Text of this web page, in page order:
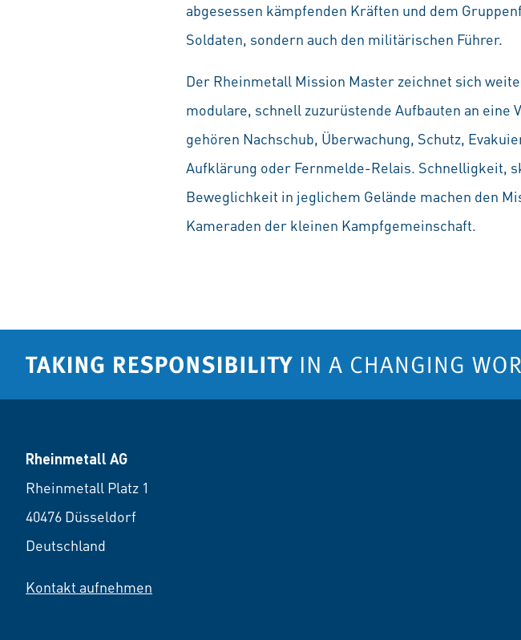
abgesessen kämpfenden Kräften und dem
Soldaten, sondern auch den militärischen Führer.
Der Rheinmetall Mission Master zeichnet sich
modulare, schnell zuzurüstende Aufbauten an eine
gehören Nachschub, Überwachung, Schutz,
Aufklärung oder Fernmelde-Relais. Schnelligkeit,
Beweglichkeit in jeglichem Gelände machen den
Kameraden der kleinen Kampfgemeinschaft.
Rheinmetall AG
Rheinmetall Platz 1
40476 Düsseldorf
Deutschland
Kontakt aufnehmen